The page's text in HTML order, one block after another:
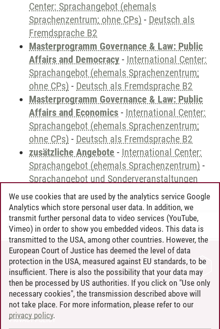
Center: Sprachangebot (ehemals
Sprachenzentrum; ohne CPs) - Deutsch als
Fremdsprache B2
Masterprogramm Governance & Law: Public
Affairs and Democracy - International Center:
Sprachangebot (ehemals Sprachenzentrum;
ohne CPs) - Deutsch als Fremdsprache B2
Masterprogramm Governance & Law: Public
Affairs and Economics - International Center:
Sprachangebot (ehemals Sprachenzentrum;
ohne CPs) - Deutsch als Fremdsprache B2
zusätzliche Angebote - International Center:
Sprachangebot (ehemals Sprachenzentrum) -
Sprachangebot und Sonderveranstaltungen
Andreea Tribel 30.06.2024
CONTACT
LEUPHANA AS EMPLOYER
INTRANET
SITE NOTICE
PRIVACY POLICY
We use cookies that are used by the analytics service Google
Analytics which store personal user data. In addition, we
transmit further personal data to video services (YouTube,
Vimeo) in order to show you embedded videos. This data is
transmitted to the USA, among other countries. However, the
European Court of Justice has deemed the level of data
protection in the USA, measured against EU standards, to be
insufficient. There is also the possibility that your data may
then be processed by US authorities. If you click on "Use only
necessary cookies", the transmission described above will
not take place. For more information, please refer to our
privacy policy.